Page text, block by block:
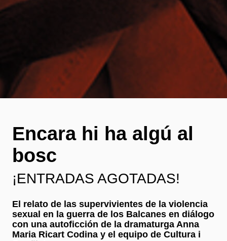
Encara hi ha algú al
bosc
¡ENTRADAS AGOTADAS!
El relato de las supervivientes de la violencia
sexual en la guerra de los Balcanes en diálogo
con una autoficción de la dramaturga Anna
Maria Ricart Codina y el equipo de Cultura i